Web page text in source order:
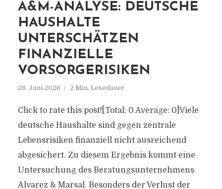
A&M-ANALYSE: DEUTSCHE
HAUSHALTE
UNTERSCHÄTZEN
FINANZIELLE
VORSORGERISIKEN
28. Juni 2026 2 Min. Lesedauer
Click to rate this post![Total: 0 Average: 0]Viele
deutsche Haushalte sind gegen zentrale
Lebensrisiken finanziell nicht ausreichend
abgesichert. Zu diesem Ergebnis kommt eine
Untersuchung des Beratungsunternehmens
Alvarez & Marsal. Besonders der Verlust der